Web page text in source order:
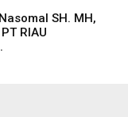
SH. MH,
RIAU